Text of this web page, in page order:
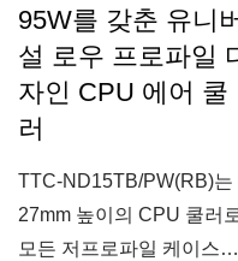
95W를 갖춘 유니
설 로우 프로파일
자인 CPU 에어 쿨
러
TTC-ND15TB/PW(RB)는
27mm 높이의 CPU 쿨러
모든 저프로파일 케이스에